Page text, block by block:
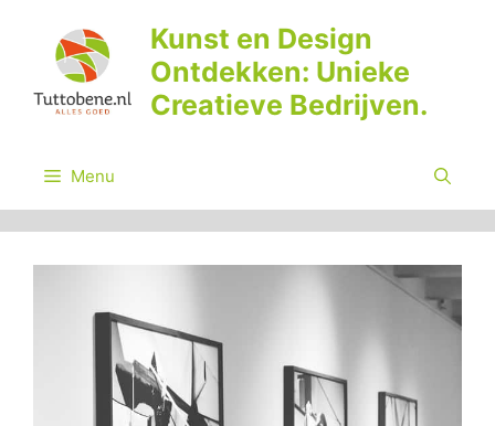
inhoud
Kunst en Design
Ontdekken: Unieke
Creatieve Bedrijven.
Menu